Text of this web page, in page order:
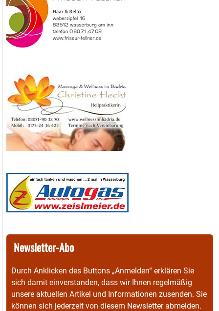
Newsletter-Abo
Durch Anklicken des Buttons „Anmelden“ erklären Sie
sich damit einverstanden, dass wir Ihnen regelmäßig
unsere aktuellen Artikel und Informationen zusenden. Sie
können sich jederzeit von diesem Newsletter abmelden.